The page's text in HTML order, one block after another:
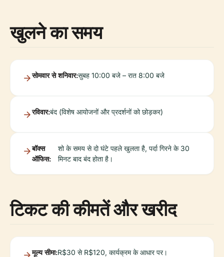
खुलने का समय
सोमवार से शनिवार:सुबह 10:00 बजे – रात 8:00 बजे
रविवार:बंद (विशेष आयोजनों और प्रदर्शनों को छोड़कर)
बॉक्स
ऑफिस:
शो के समय से दो घंटे पहले खुलता है, पर्दा गिरने के 30
मिनट बाद बंद होता है।
टिकट की कीमतें और खरीद
मूल्य सीमा:R$30 से R$120, कार्यक्रम के आधार पर।